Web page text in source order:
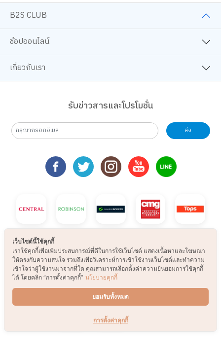
B2S CLUB
ช้อปออนไลน์
เกี่ยวกับเรา
รับข่าวสารและโปรโมชั่น
ส่ง
เว็บไซต์นี้ใช้คุกกี้
เราใช้คุกกี้เพื่อเพิ่มประสบการณ์ที่ดีในการใช้เว็บไซต์ แสดงเนื้อหาและโฆษณา
ให้ตรงกับความสนใจ รวมถึงเพื่อวิเคราะห์การเข้าใช้งานเว็บไซต์และทำความ
เข้าใจว่าผู้ใช้งานมาจากที่ใด คุณสามารถเลือกตั้งค่าความยินยอมการใช้คุกกี้
ได้ โดยคลิก “การตั้งค่าคุกกี้” นโยบายคุกกี้
ยอมรับทั้งหมด
การตั้งค่าคุกกี้